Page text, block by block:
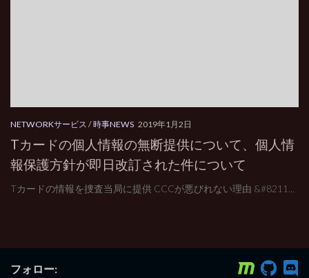
NETWORKサービス /時事NEWS 2019年1月2日
Tカードの個人情報の無断提供について、個人情
報保護方針が即日改訂された件について
Tカードの情報を捜査当局に提供 CCCが悪びれない理由 &#8211...
フォロー: